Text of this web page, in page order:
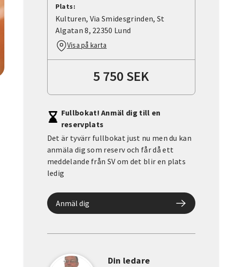
Plats:
Kulturen, Via Smidesgrinden, St
Algatan 8, 22350 Lund
Visa på karta
5 750 SEK
Fullbokat! Anmäl dig till en
reservplats
Det är tyvärr fullbokat just nu men du kan
anmäla dig som reserv och får då ett
meddelande från SV om det blir en plats
ledig
Anmäl dig
Din ledare